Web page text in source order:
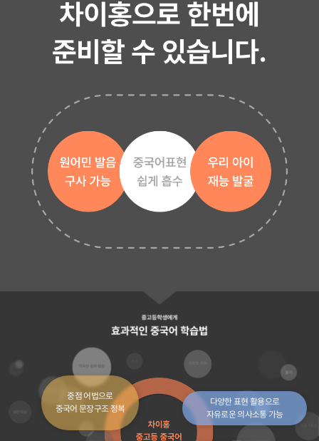
중점 어법으로
중국어 문장구조 정복
다양한 표현 활용으로
자유로운 의사소통 가능